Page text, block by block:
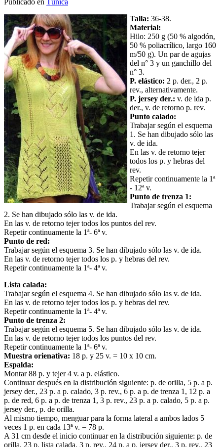
Publicado en Túnica
Talla: 36-38.
Material:
Hilo: 250 g (50 % algodón,
50 % poliacrílico, largo 160
m/50 g). Un par de agujas
del n° 3 y un ganchillo del
n° 3.
P. elástico: 2 p. der., 2 p.
rev., alternativamente.
P. jersey der.: v. de ida p.
der., v. de retorno p. rev.
Punto calado:
Trabajar según el esquema
1. Se han dibujado sólo las
v. de ida.
En las v. de retorno tejer
todos los p. y hebras del
rev.
Repetir continuamente la 1ª
- 12ª v.
Punto de trenza 1:
Trabajar según el esquema
2. Se han dibujado sólo las v. de ida.
En las v. de retorno tejer todos los puntos del rev.
Repetir continuamente la 1ª- 6ª v.
Punto de red:
Trabajar según el esquema 3. Se han dibujado sólo las v. de ida.
En las v. de retorno tejer todos los p. y hebras del rev.
Repetir continuamente la 1ª- 4ª v.
Lista calada:
Trabajar según el esquema 4. Se han dibujado sólo las v. de ida.
En las v. de retorno tejer todos los p. y hebras del rev.
Repetir continuamente la 1ª- 4ª v.
Punto de trenza 2:
Trabajar según el esquema 5. Se han dibujado sólo las v. de ida.
En las v. de retorno tejer todos los puntos del rev.
Repetir continuamente la 1ª- 6ª v.
Muestra orienativa: 18 p. y 25 v. = 10 x 10 cm.
Espalda:
Montar 88 p. y tejer 4 v. a p. elástico.
Continuar después en la distribución siguiente: p. de orilla, 5 p. a p.
jersey der., 23 p. a p. calado, 3 p. rev., 6 p. a p. de trenza 1, 12 p. a
p. de red, 6 p. a p. de trenza 1, 3 p. rev., 23 p. a p. calado, 5 p. a p.
jersey der., p. de orilla.
Al mismo tiempo, menguar para la forma lateral a ambos lados 5
veces 1 p. en cada 13ª v. = 78 p.
A 31 cm desde el inicio continuar en la distribución siguiente: p. de
orilla, 23 p. lista calada, 3 p. rev., 24 p. a p. jersey der., 3 p. rev., 23